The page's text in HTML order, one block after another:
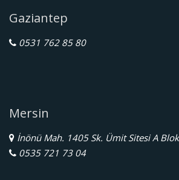
Gaziantep
0531 762 85 80
Mersin
İnönü Mah. 1405 Sk. Ümit Sitesi A
0535 721 73 04